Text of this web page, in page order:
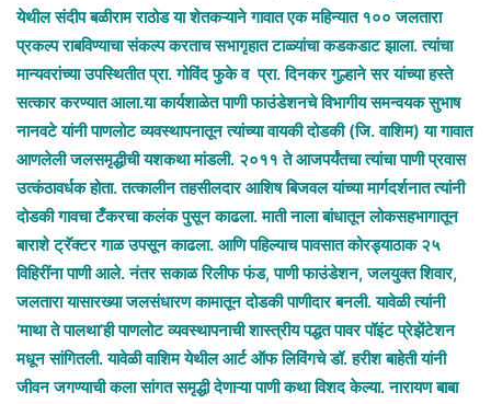
येथील संदीप बळीराम राठोड या शेतकऱ्याने गावात एक महिन्यात १०० जलतारा
प्रकल्प राबविण्याचा संकल्प करताच सभागृहात टाळ्यांचा कडकडाट झाला. त्यांचा
मान्यवरांच्या उपस्थितीत प्रा. गोविंद फुके व प्रा. दिनकर गुल्हाने सर यांच्या हस्ते
सत्कार करण्यात आला.या कार्यशाळेत पाणी फाउंडेशनचे विभागीय समन्वयक सुभाष
नानवटे यांनी पाणलोट व्यवस्थापनातून त्यांच्या वायकी दोडकी (जि. वाशिम) या गावात
आणलेली जलसमृद्धीची यशकथा मांडली. २०११ ते आजपर्यंतचा त्यांचा पाणी प्रवास
उत्कंठावर्धक होता. तत्कालीन तहसीलदार आशिष बिजवल यांच्या मार्गदर्शनात त्यांनी
दोडकी गावचा टँकरचा कलंक पुसून काढला. माती नाला बांधातून लोकसहभागातून
बाराशे ट्रॅक्टर गाळ उपसून काढला. आणि पहिल्याच पावसात कोरड्याठाक २५
विहिरींना पाणी आले. नंतर सकाळ रिलीफ फंड, पाणी फाउंडेशन, जलयुक्त शिवार,
जलतारा यासारख्या जलसंधारण कामातून दोडकी पाणीदार बनली. यावेळी त्यांनी
‘माथा ते पालथा’ही पाणलोट व्यवस्थापनाची शास्त्रीय पद्धत पावर पॉइंट प्रेझेंटेशन
मधून सांगितली. यावेळी वाशिम येथील आर्ट ऑफ लिविंगचे डॉ. हरीश बाहेती यांनी
जीवन जगण्याची कला सांगत समृद्धी देणाऱ्या पाणी कथा विशद केल्या. नारायण बाबा